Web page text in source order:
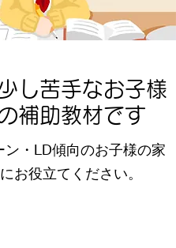
し苦手なお子様
補助教材です
ン・LD傾向のお子様の家
お役立てください。